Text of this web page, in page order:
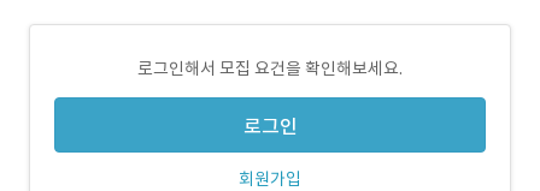
로그인해서 모집 요건을 확인해보세요.
로그인
회원가입